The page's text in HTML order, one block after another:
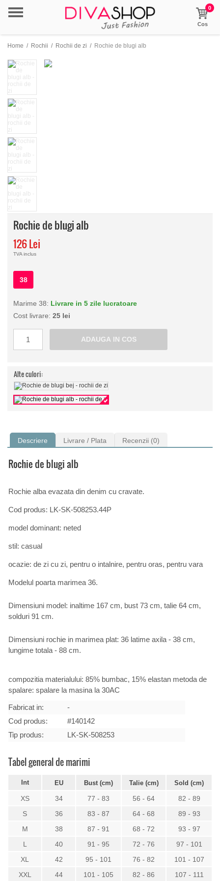
0
Cos
Home / Rochii / Rochii de zi / Rochie de blugi alb
Rochie de blugi alb
126 Lei
TVA inclus
38
Marime 38: Livrare in 5 zile lucratoare
Cost livrare: 25 lei
Alte culori:
Descriere Livrare / Plata Recenzii (0)
Rochie de blugi alb
Rochie alba evazata din denim cu cravate.
Cod produs: LK-SK-508253.44P
model dominant: neted
stil: casual
ocazie: de zi cu zi, pentru o intalnire, pentru oras, pentru vara
Modelul poarta marimea 36.
Dimensiuni model: inaltime 167 cm, bust 73 cm, talie 64 cm,
solduri 91 cm.
Dimensiuni rochie in marimea plat: 36 latime axila - 38 cm,
lungime totala - 88 cm.
compozitia materialului: 85% bumbac, 15% elastan metoda de
spalare: spalare la masina la 30AC
Fabricat in:
-
Cod produs:
#140142
Tip produs:
LK-SK-508253
Tabel general de marimi
Int EU Bust (cm) Talie (cm) Sold (cm)
XS 34 77 - 83 56 - 64
82 - 89
S
36 83 - 87 64 - 68
89 - 93
M
38 87 - 91 68 - 72
93 - 97
L
40 91 - 95 72 - 76
97 - 101
XL
42 95 - 101 76 - 82
101 - 107
XXL
44 101 - 105 82 - 86 107 - 111